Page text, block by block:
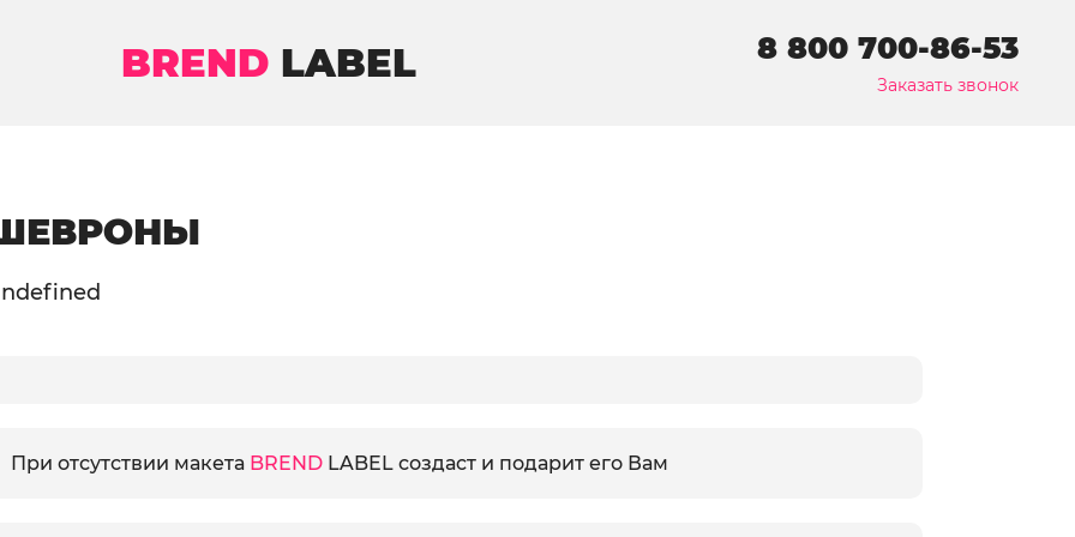
BREND LABEL 8 800 700-86-53
Заказать звонок
При отсутствии макета BREND LABEL создаcт и подарит его Вам